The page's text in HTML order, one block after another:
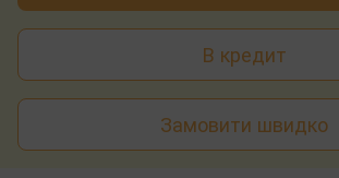
В кредит
Замовити швидко